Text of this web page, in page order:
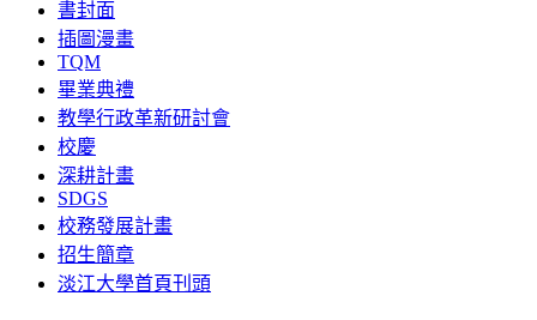
書封面
插圖漫畫
TQM
畢業典禮
教學行政革新研討會
校慶
深耕計畫
SDGS
校務發展計畫
招生簡章
淡江大學首頁刊頭